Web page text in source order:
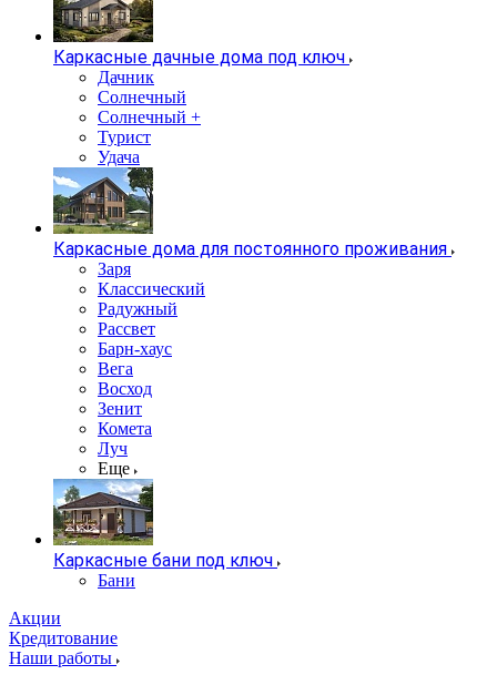
Каркасные дачные дома под ключ
Дачник
Солнечный
Солнечный +
Турист
Удача
Каркасные дома для постоянного проживания
Заря
Классический
Радужный
Рассвет
Барн-хаус
Вега
Восход
Зенит
Комета
Луч
Еще
Каркасные бани под ключ
Бани
Акции
Кредитование
Наши работы